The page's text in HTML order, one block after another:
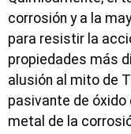
corrosión y a la
para resistir la
propiedades más
alusión al mito de
pasivante de óxido
metal de la